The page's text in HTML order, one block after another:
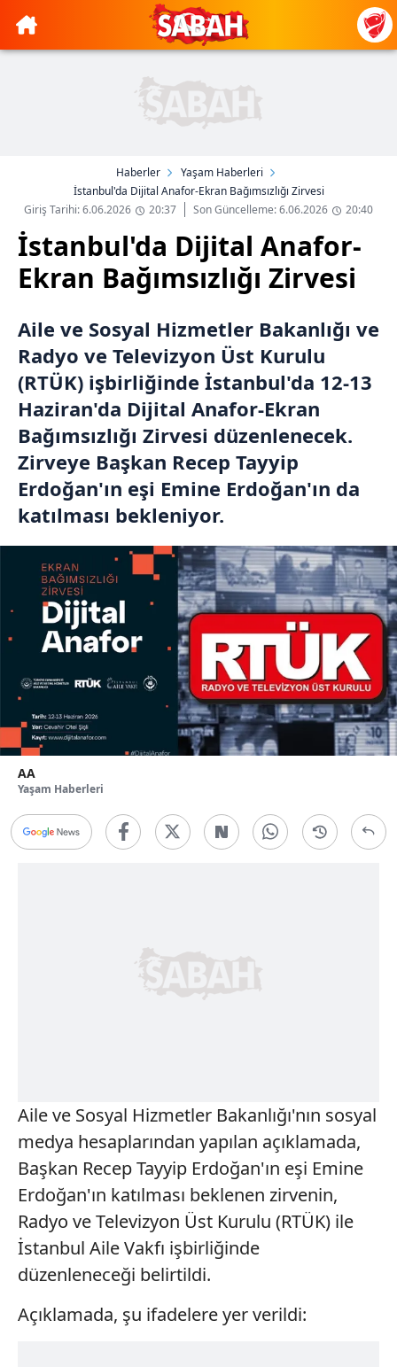
Haberler
Yaşam Haberleri
İstanbul'da Dijital Anafor-Ekran Bağımsızlığı Zirvesi
Giriş Tarihi: 6.06.2026
20:37 Son Güncelleme: 6.06.2026 20:40
İstanbul'da Dijital Anafor-
Ekran Bağımsızlığı Zirvesi
Aile ve Sosyal Hizmetler Bakanlığı ve
Radyo ve Televizyon Üst Kurulu
(RTÜK) işbirliğinde İstanbul'da 12-13
Haziran'da Dijital Anafor-Ekran
Bağımsızlığı Zirvesi düzenlenecek.
Zirveye Başkan Recep Tayyip
Erdoğan'ın eşi Emine Erdoğan'ın da
katılması bekleniyor.
AA
Yaşam Haberleri
Aile ve Sosyal Hizmetler Bakanlığı'nın sosyal
medya hesaplarından yapılan açıklamada,
Başkan Recep Tayyip Erdoğan'ın eşi Emine
Erdoğan'ın katılması beklenen zirvenin,
Radyo ve Televizyon Üst Kurulu (RTÜK) ile
İstanbul Aile Vakfı işbirliğinde
düzenleneceği belirtildi.
Açıklamada, şu ifadelere yer verildi: